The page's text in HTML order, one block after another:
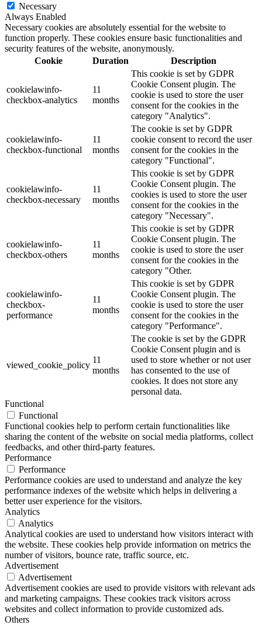
Necessary
Always Enabled
Necessary cookies are absolutely essential for the website to
function properly. These cookies ensure basic functionalities and
security features of the website, anonymously.
Cookie
Duration Description
cookielawinfo-
checkbox-analytics
11
months
This cookie is set by GDPR
Cookie Consent plugin. The
cookie is used to store the user
consent for the cookies in the
category "Analytics".
cookielawinfo-
checkbox-functional
11
months
The cookie is set by GDPR
cookie consent to record the user
consent for the cookies in the
category "Functional".
cookielawinfo-
checkbox-necessary
11
months
This cookie is set by GDPR
Cookie Consent plugin. The
cookies is used to store the user
consent for the cookies in the
category "Necessary".
cookielawinfo-
checkbox-others
11
months
This cookie is set by GDPR
Cookie Consent plugin. The
cookie is used to store the user
consent for the cookies in the
category "Other.
cookielawinfo-
checkbox-
performance
11
months
This cookie is set by GDPR
Cookie Consent plugin. The
cookie is used to store the user
consent for the cookies in the
category "Performance".
viewed_cookie_policy
11
months
The cookie is set by the GDPR
Cookie Consent plugin and is
used to store whether or not user
has consented to the use of
cookies. It does not store any
personal data.
Functional
Functional
Functional cookies help to perform certain functionalities like
sharing the content of the website on social media platforms, collect
feedbacks, and other third-party features.
Performance
Performance
Performance cookies are used to understand and analyze the key
performance indexes of the website which helps in delivering a
better user experience for the visitors.
Analytics
Analytics
Analytical cookies are used to understand how visitors interact with
the website. These cookies help provide information on metrics the
number of visitors, bounce rate, traffic source, etc.
Advertisement
Advertisement
Advertisement cookies are used to provide visitors with relevant ads
and marketing campaigns. These cookies track visitors across
websites and collect information to provide customized ads.
Others